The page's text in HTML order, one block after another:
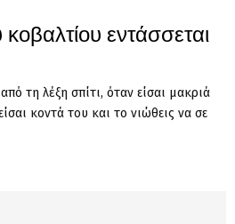
εντάσσεται
τη λέξη σπίτι, όταν είσαι μακριά
κοντά του και το νιώθεις να σε